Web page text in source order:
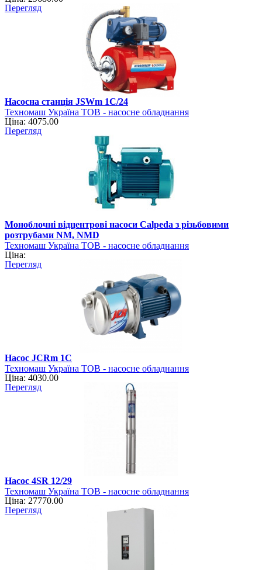
Перегляд
Насосна станція JSWm 1C/24
Техномаш Україна ТОВ - насосне обладнання
Ціна: 4075.00
Перегляд
Моноблочні відцентрові насоси Calpeda з різьбовими
розтрубами NM, NMD
Техномаш Україна ТОВ - насосне обладнання
Ціна:
Перегляд
Насос JCRm 1C
Техномаш Україна ТОВ - насосне обладнання
Ціна: 4030.00
Перегляд
Насос 4SR 12/29
Техномаш Україна ТОВ - насосне обладнання
Ціна: 27770.00
Перегляд